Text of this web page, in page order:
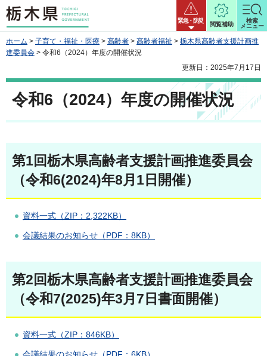
栃木県 緊急・防災
閲覧補助
検索
メニュー
ホーム > 子育て・福祉・医療 > 高齢者 > 高齢者福祉 > 栃木県高齢者支援計画推
進委員会 > 令和6（2024）年度の開催状況
更新日：2025年7月17日
令和6（2024）年度の開催状況
第1回栃木県高齢者支援計画推進委員会
（令和6(2024)年8月1日開催）
資料一式（ZIP：2,322KB）
会議結果のお知らせ（PDF：8KB）
第2回栃木県高齢者支援計画推進委員会
（令和7(2025)年3月7日書面開催）
資料一式（ZIP：846KB）
会議結果のお知らせ（PDF：6KB）